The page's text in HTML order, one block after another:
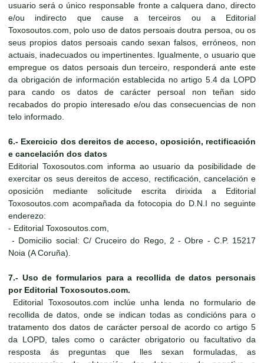
usuario será o único responsable fronte a calquera dano, directo
e/ou indirecto que cause a terceiros ou a Editorial
Toxosoutos.com, polo uso de datos persoais doutra persoa, ou os
seus propios datos persoais cando sexan falsos, erróneos, non
actuais, inadecuados ou impertinentes. Igualmente, o usuario que
empregue os datos persoais dun terceiro, responderá ante este
da obrigación de información establecida no artigo 5.4 da LOPD
para cando os datos de carácter persoal non teñan sido
recabados do propio interesado e/ou das consecuencias de non
telo informado.
6.- Exercicio dos dereitos de acceso, oposición, rectificación
e cancelación dos datos
Editorial Toxosoutos.com informa ao usuario da posibilidade de
exercitar os seus dereitos de acceso, rectificación, cancelación e
oposición mediante solicitude escrita dirixida a Editorial
Toxosoutos.com acompañada da fotocopia do D.N.I no seguinte
enderezo:
- Editorial Toxosoutos.com,
- Domicilio social: C/ Cruceiro do Rego, 2 - Obre - C.P. 15217
Noia (A Coruña).
7.- Uso de formularios para a recollida de datos personais
por Editorial Toxosoutos.com.
Editorial Toxosoutos.com inclúe unha lenda no formulario de
recollida de datos, onde se indican todas as condicións para o
tratamento dos datos de carácter persoal de acordo co artigo 5
da LOPD, tales como o carácter obrigatorio ou facultativo da
resposta ás preguntas que lles sexan formuladas, as